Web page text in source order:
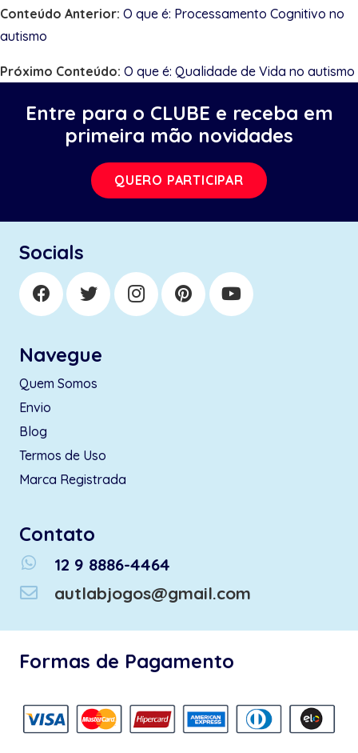
Conteúdo Anterior: O que é: Processamento Cognitivo no
autismo
Próximo Conteúdo: O que é: Qualidade de Vida no autismo
Entre para o CLUBE e receba em
primeira mão novidades
QUERO PARTICIPAR
Socials
Navegue
Quem Somos
Envio
Blog
Termos de Uso
Marca Registrada
Contato
whatsapp
12 9 8886-4464
autlabjogos@gmail.com
Formas de Pagamento